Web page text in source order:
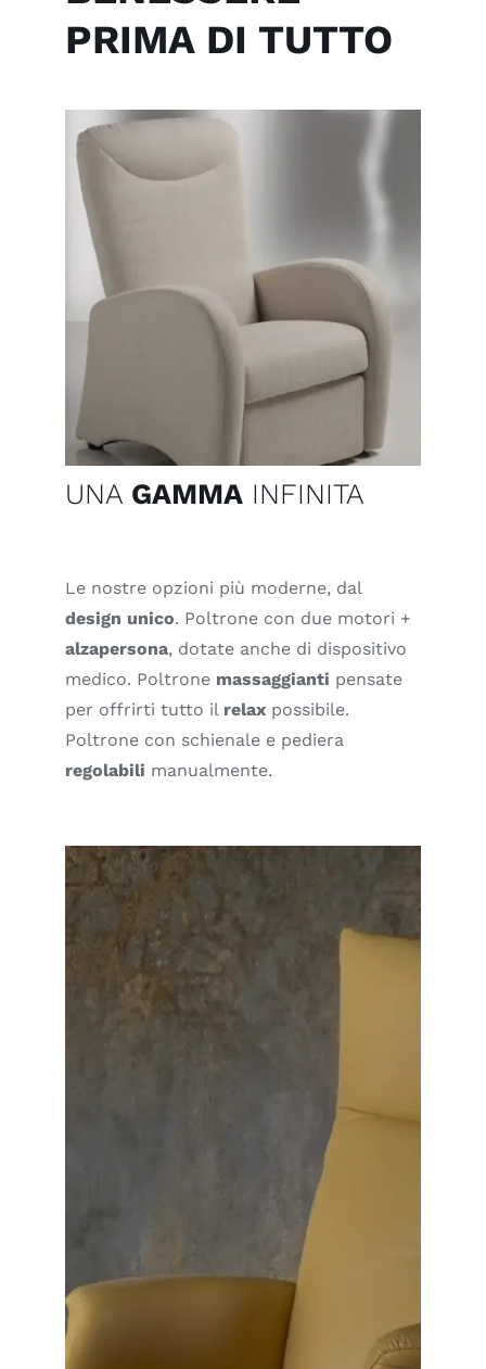
PRIMA DI TUTTO
UNA GAMMA INFINITA
Le nostre opzioni più moderne, dal
design unico. Poltrone con due motori +
alzapersona, dotate anche di dispositivo
medico. Poltrone massaggianti pensate
per offrirti tutto il relax possibile.
Poltrone con schienale e pediera
regolabili manualmente.